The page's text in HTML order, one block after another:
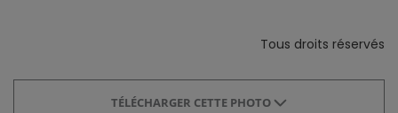
Tous droits réservés
TÉLÉCHARGER CETTE PHOTO